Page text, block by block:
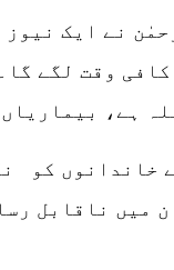
نے ایک نیوز
وقت لگے
ہے،
خاندانوں کو
میں ناقابل